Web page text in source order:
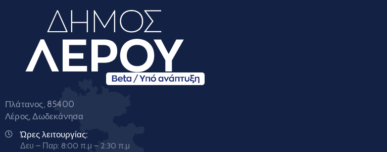
Πλάτανος, 85400
Λέρος, Δωδεκάνησα
Ώρες λειτουργίας:
Δευ – Παρ: 8:00 π.μ – 2:30 π.μ